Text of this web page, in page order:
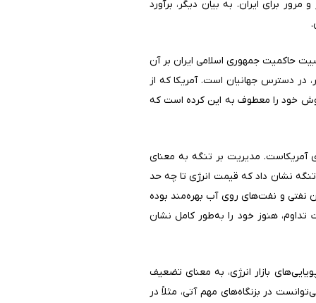
برای ایران. به بیان دیگر، برآورد
حاکمیت جمهوری اسلامی ایران بر آن
در دسترس جهانیان است. آمریکا که از
خود را معطوف به این کرده است که
آمریکاست. مدیریت بر تنگه به معنای
نشان داد که قیمت انرژی تا چه حد
نفتی و نفت‌های روی آب بهره‌مند بوده
هنوز خود را به‌طور کامل نشان
بازار انرژی، به معنای تضعیف
در بزنگاه‌های مهم آتی، مثلاً در